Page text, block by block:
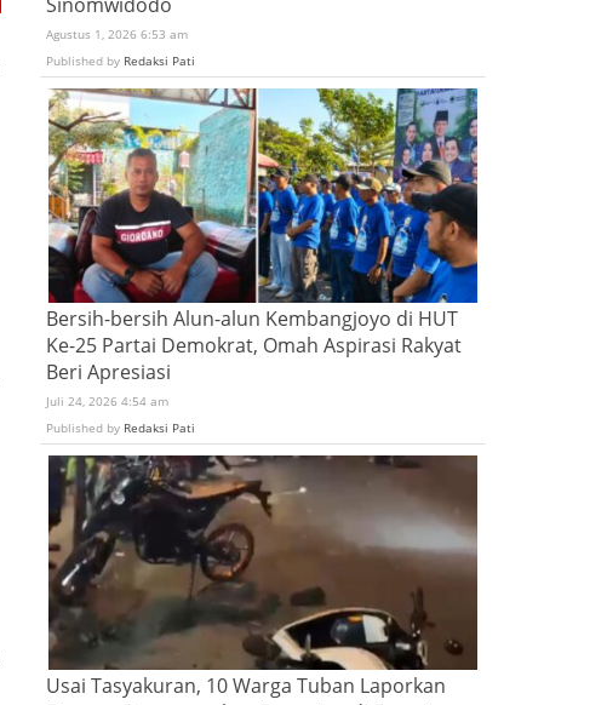
Agustus 1, 2026 6:53 am
Published by Redaksi Pati
Bersih-bersih Alun-alun Kembangjoyo di HUT
Ke-25 Partai Demokrat, Omah Aspirasi Rakyat
Beri Apresiasi
Juli 24, 2026 4:54 am
Published by Redaksi Pati
Usai Tasyakuran, 10 Warga Tuban Laporkan